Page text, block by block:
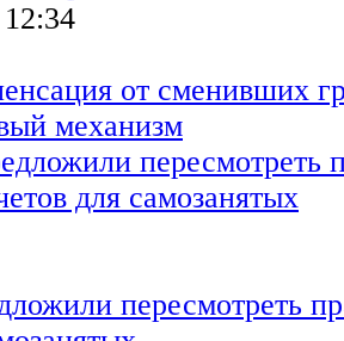
от сменивших
механизм
пересмотреть